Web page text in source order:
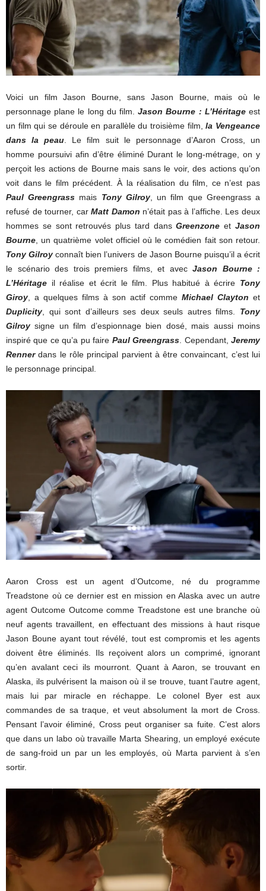
Voici un film Jason Bourne, sans Jason Bourne, mais où le
personnage plane le long du film.Jason Bourne : L’Héritageest
un film qui se déroule en parallèle du troisième film,la Vengeance
dans la peau . Le film suit le personnage d’Aaron Cross, un
homme poursuivi afin d’être éliminé Durant le long-métrage, on y
perçoit les actions de Bourne mais sans le voir, des actions qu’on
voit dans le film précédent. À la réalisation du film, ce n’est pas
Paul Greengrass mais Tony Gilroy, un film que Greengrass a
refusé de tourner, carMatt Damon n’était pas à l’affiche. Les deux
hommes se sont retrouvés plus tard dansGreenzone et Jason
Bourne , un quatrième volet officiel où le comédien fait son retour.
Tony Gilroy connaît bien l’univers de Jason Bourne puisqu’il a écrit
le scénario des trois premiers films, et avec Jason Bourne :
L’Héritage il réalise et écrit le film. Plus habitué à écrire Tony
Giroy , a quelques films à son actif comme Michael Clayton et
Duplicity , qui sont d’ailleurs ses deux seuls autres films. Tony
Gilroy signe un film d’espionnage bien dosé, mais aussi moins
inspiré que ce qu’a pu faire Paul Greengrass . Cependant,Jeremy
Renner dans le rôle principal parvient à être convaincant, c’est lui
le personnage principal.
Aaron Cross est un agent d’Outcome, né du programme
Treadstone où ce dernier est en mission en Alaska avec un autre
agent Outcome Outcome comme Treadstone est une branche où
neuf agents travaillent, en effectuant des missions à haut risque
Jason Boune ayant tout révélé, tout est compromis et les agents
doivent être éliminés. Ils reçoivent alors un comprimé, ignorant
qu’en avalant ceci ils mourront. Quant à Aaron, se trouvant en
Alaska, ils pulvérisent la maison où il se trouve, tuant l’autre agent,
mais lui par miracle en réchappe. Le colonel Byer est aux
commandes de sa traque, et veut absolument la mort de Cross.
Pensant l’avoir éliminé, Cross peut organiser sa fuite. C’est alors
que dans un labo où travaille Marta Shearing, un employé exécute
de sang-froid un par un les employés, où Marta parvient à s’en
sortir.